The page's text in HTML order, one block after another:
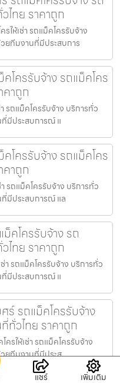
ไทย ราคาถูก
ให้เช่า รถแม็คโครรับจ้าง
ยทีมงานที่มีประสบการ
โครรับจ้าง รถแม็คโคร
คาถูก
รถแม็คโครรับจ้าง บริการทั่ว
ที่มีประสบการณ์ แ
โครรับจ้าง รถแม็คโคร
คาถูก
รถแม็คโครรับจ้าง บริการทั่ว
ที่มีประสบการณ์ แล
ม็คโครรับจ้าง รถ
ไทย ราคาถูก
า รถแม็คโครรับจ้าง บริการทั่ว
ที่มีประสบการณ์ แ
ร์ รถแม็คโครรับจ้าง
ทั่วไทย ราคาถูก
ครให้เช่า รถแม็คโครรับจ้าง
ยทีมงานที่มีประส
แชร์ เพิ่มเติม